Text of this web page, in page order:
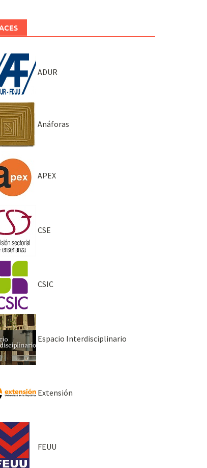
ADUR
Anáforas
APEX
CSE
CSIC
Espacio Interdisciplinario
Extensión
FEUU